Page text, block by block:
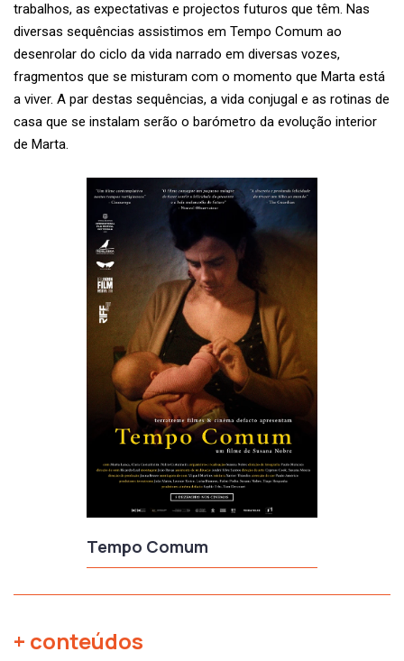
Tempo Comum
trabalhos, as expectativas e projectos futuros que têm. Nas
diversas sequências assistimos em Tempo Comum ao
desenrolar do ciclo da vida narrado em diversas vozes,
fragmentos que se misturam com o momento que Marta está
a viver. A par destas sequências, a vida conjugal e as rotinas de
casa que se instalam serão o barómetro da evolução interior
de Marta.
+ conteúdos